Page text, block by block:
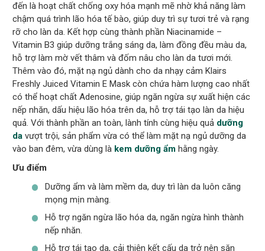
đến là hoạt chất chống oxy hóa mạnh mẽ nhờ khả năng làm
chậm quá trình lão hóa tế bào, giúp duy trì sự tươi trẻ và rạng
rỡ cho làn da. Kết hợp cùng thành phần Niacinamide –
Vitamin B3 giúp dưỡng trắng sáng da, làm đồng đều màu da,
hỗ trợ làm mờ vết thâm và đốm nâu cho làn da tươi mới.
Thêm vào đó, mặt nạ ngủ dành cho da nhạy cảm Klairs
Freshly Juiced Vitamin E Mask còn chứa hàm lượng cao nhất
có thể hoạt chất Adenosine, giúp ngăn ngừa sự xuất hiện các
nếp nhăn, dấu hiệu lão hóa trên da, hỗ trợ tái tạo làn da hiệu
quả. Với thành phần an toàn, lành tính cùng hiệu quả dưỡng
da vượt trội, sản phẩm vừa có thể làm mặt nạ ngủ dưỡng da
vào ban đêm, vừa dùng là kem dưỡng ẩm hằng ngày.
Ưu điểm
Dưỡng ẩm và làm mềm da, duy trì làn da luôn căng
mọng mịn màng.
Hỗ trợ ngăn ngừa lão hóa da, ngăn ngừa hình thành
nếp nhăn.
Hỗ trợ tái tạo da, cải thiện kết cấu da trở nên săn